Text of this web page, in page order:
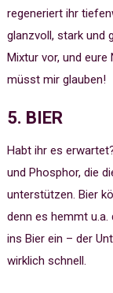
regeneriert ihr
glanzvoll, stark und
Mixtur vor, und
müsst mir glauben!
5. BIER
Habt ihr es
und Phosphor, die
unterstützen. Bier
denn es hemmt u.a.
ins Bier ein – der
wirklich schnell.